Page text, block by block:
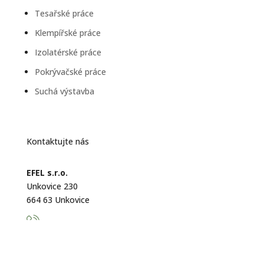
Tesařské práce
Klempířské práce
Izolatérské práce
Pokrývačské práce
Suchá výstavba
Kontaktujte nás
EFEL s.r.o.
Unkovice 230
664 63 Unkovice